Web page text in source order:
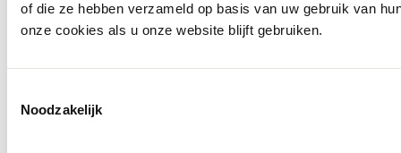
of die ze hebben verzameld op basis van uw gebruik van
onze cookies als u onze website blijft gebruiken.
Noodzakelijk